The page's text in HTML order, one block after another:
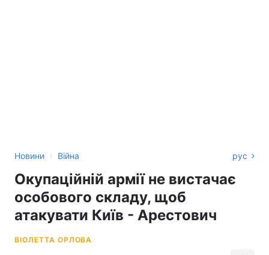
Новини › Війна рус
Окупаційній армії не вистачає
особового складу, щоб
атакувати Київ - Арестович
ВІОЛЕТТА ОРЛОВА